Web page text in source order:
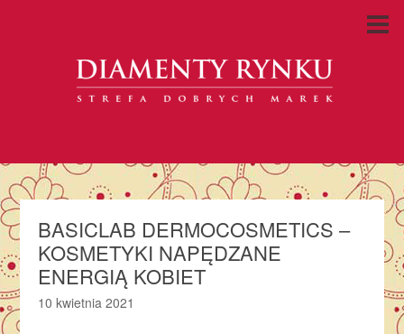
BASICLAB DERMOCOSMETICS –
KOSMETYKI NAPĘDZANE
ENERGIĄ KOBIET
10 kwietnia 2021